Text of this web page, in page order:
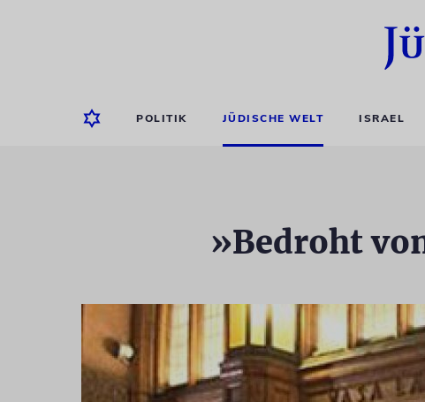
POLITIK JÜDISCHE WELT ISRAEL
»Bedroht